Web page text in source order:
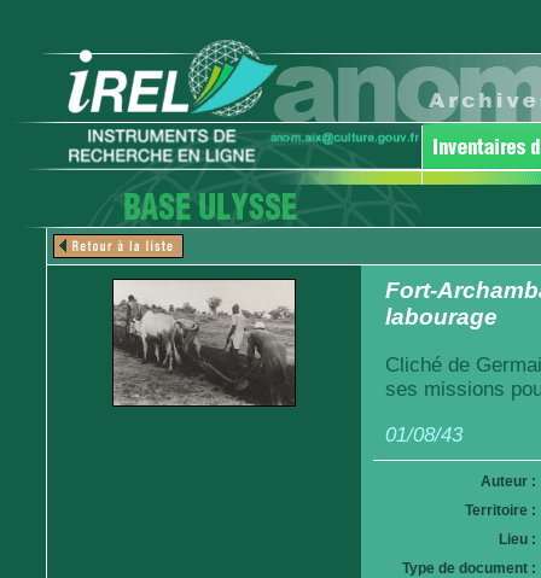
Fort-
labourage
Cliché de
ses missions
01/08/43
Auteur :
Territoire :
Lieu :
Type de document :